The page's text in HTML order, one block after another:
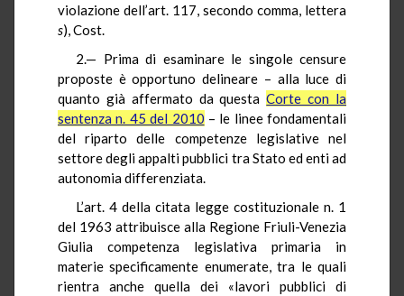
violazione dell’art. 117, secondo comma, lettera
s), Cost.
2.— Prima di esaminare le singole censure
proposte è opportuno delineare – alla luce di
quanto già affermato da questaCorte con la
sentenza n. 45 del 2010 – le linee fondamentali
del riparto delle competenze legislative nel
settore degli appalti pubblici tra Stato ed enti ad
autonomia differenziata.
L’art. 4 della citata legge costituzionale n. 1
del 1963 attribuisce alla Regione Friuli-Venezia
Giulia competenza legislativa primaria in
materie specificamente enumerate, tra le quali
rientra anche quella dei «lavori pubblici di